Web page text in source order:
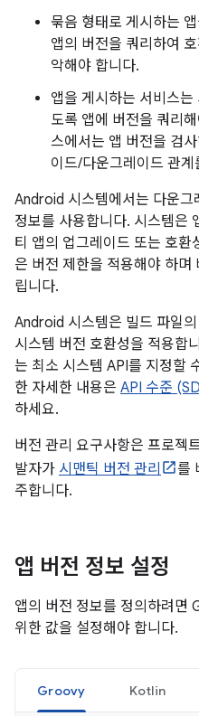
묶음 형태로 게시하는
앱의 버전을 쿼리하여
악해야 합니다.
앱을 게시하는 서비스
도록 앱에 버전을 쿼리
스에서는 앱 버전을 검
이드/다운그레이드 관
Android 시스템에서는 다운그
정보를 사용합니다. 시스템은
티 앱의 업그레이드 또는 호환
은 버전 제한을 적용해야 하
립니다.
Android 시스템은 빌드 파일의
시스템 버전 호환성을 적용합
는 최소 시스템 API를 지정할
한 자세한 내용은 API 수준
하세요.
버전 관리 요구사항은 프로젝
발자가 시맨틱 버전 관리
를
주합니다.
앱 버전 정보 설정
앱의 버전 정보를 정의하려면
위한 값을 설정해야 합니다.
Groovy Kotlin